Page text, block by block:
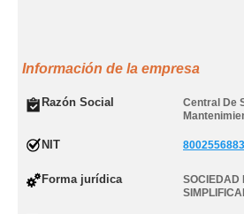
Información de la empresa
Razón Social
Central De
NIT 8002556883
Forma jurídica
SOCIEDAD